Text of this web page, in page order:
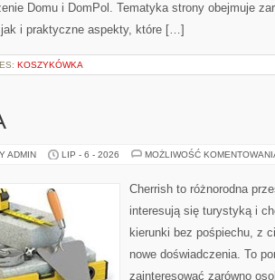
Domu i DomPol. Tematyka strony obejmuje
i praktyczne aspekty, które […]
KOSZYKÓWKA
ADMIN LIP - 6 - 2026 MOŻLIWOŚĆ
Cherrish to różnorodna
interesują się turystyką i
kierunki bez pośpiechu, z
nowe doświadczenia. To
zainteresować zarówno